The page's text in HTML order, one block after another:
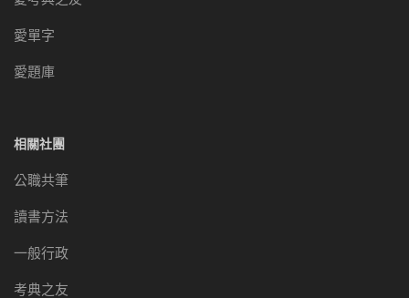
愛單字
愛題庫
相關社團
公職共筆
讀書方法
一般行政
考典之友